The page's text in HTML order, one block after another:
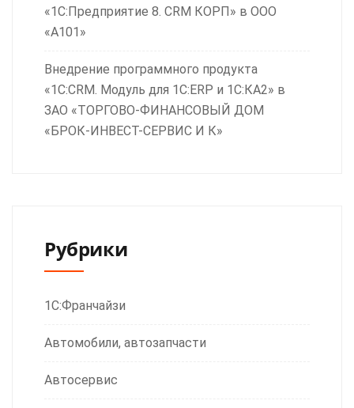
«1С:Предприятие 8. CRM КОРП» в ООО
«А101»
Внедрение программного продукта
«1С:CRM. Модуль для 1С:ERP и 1С:КА2» в
ЗАО «ТОРГОВО-ФИНАНСОВЫЙ ДОМ
«БРОК-ИНВЕСТ-СЕРВИС И К»
Рубрики
1С:Франчайзи
Автомобили, автозапчасти
Автосервис